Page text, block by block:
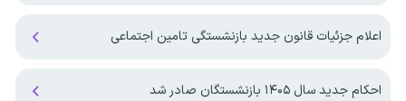
اعلام جزئیات قانون جدید بازنشستگی تامین اجتماعی
احکام جدید سال ۱۴۰۵ بازنشستگان صادر شد